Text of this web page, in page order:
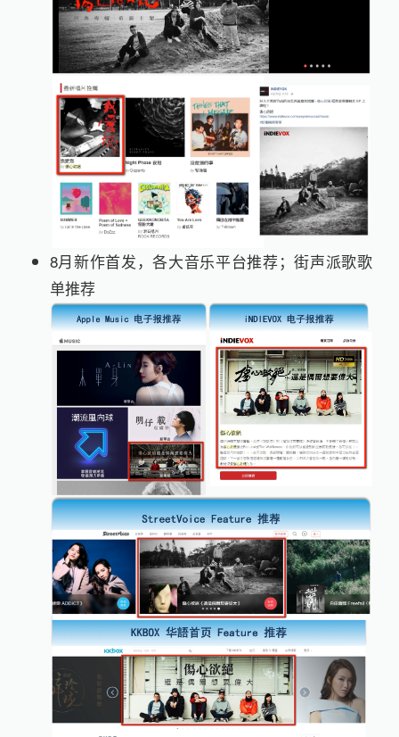
8月新作首发，各大音乐平台推荐；街声派歌歌
单推荐